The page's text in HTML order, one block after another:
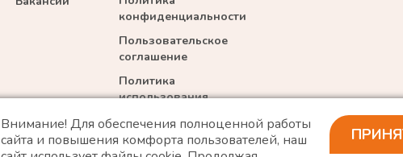
конфиденциальности
Пользовательское
соглашение
Политика
использования
Внимание! Для обеспечения полноценной работы
сайта и повышения комфорта пользователей, наш